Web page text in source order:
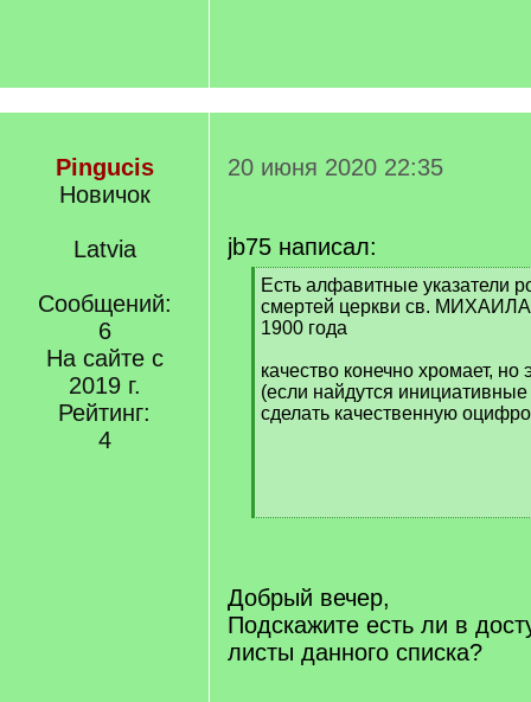
Pingucis
Новичок
Latvia
Сообщений:
6
На сайте с
2019 г.
Рейтинг:
4
20 июня 2020 22:35
jb75 написал:
[
q
]
Есть алфавитные указатели
смертей церкви св. МИХАИЛА
1900 года
качество конечно хромает,
(если найдутся
сделать качественную
[
]
Добрый вечер,
Подскажите есть ли в
листы данного списка?